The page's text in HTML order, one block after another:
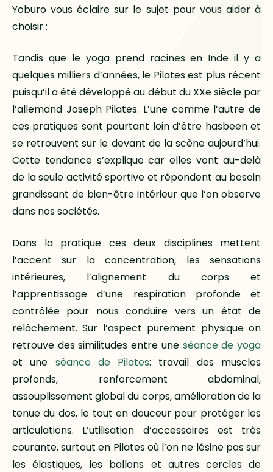
Yoburo vous éclaire sur le sujet pour vous aider à
choisir :
Tandis que le yoga prend racines en Inde il y a
quelques milliers d’années, le Pilates est plus récent
puisqu’il a été développé au début du XXe siècle par
l’allemand Joseph Pilates. L’une comme l’autre de
ces pratiques sont pourtant loin d’être hasbeen et
se retrouvent sur le devant de la scène aujourd’hui.
Cette tendance s’explique car elles vont au-delà
de la seule activité sportive et répondent au besoin
grandissant de bien-être intérieur que l’on observe
dans nos sociétés.
Dans la pratique ces deux disciplines mettent
l’accent sur la concentration, les sensations
intérieures, l’alignement du corps et
l’apprentissage d’une respiration profonde et
contrôlée pour nous conduire vers un état de
relâchement. Sur l’aspect purement physique on
retrouve des similitudes entre une séance de yoga
et une séance de Pilates: travail des muscles
profonds, renforcement abdominal,
assouplissement global du corps, amélioration de la
tenue du dos, le tout en douceur pour protéger les
articulations. L’utilisation d’accessoires est très
courante, surtout en Pilates où l’on ne lésine pas sur
les élastiques, les ballons et autres cercles de